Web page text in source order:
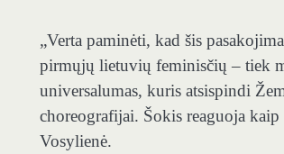
„Verta paminėti, kad šis
pirmųjų lietuvių feminisčių – tiek
universalumas, kuris atsispindi
choreografijai. Šokis reaguoja
Vosylienė.